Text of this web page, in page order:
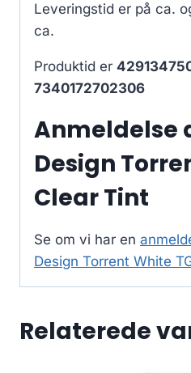
Leveringstid er på ca.
ca.
Produktid er
7340172702306
Anmeldelse
Design
Clear Tint
Se om vi har en
Design Torrent White
Relaterede